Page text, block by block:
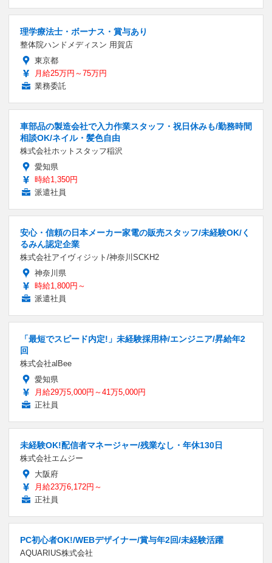
理学療法士・ボーナス・賞与あり
整体院ハンドメディスン 用賀店
東京都
月給25万円～75万円
業務委託
車部品の製造会社で入力作業スタッフ・祝日休みも/勤務時間
相談OK/ネイル・髪色自由
株式会社ホットスタッフ稲沢
愛知県
時給1,350円
派遣社員
安心・信頼の日本メーカー家電の販売スタッフ/未経験OK/く
るみん認定企業
株式会社アイヴィジット/神奈川SCKH2
神奈川県
時給1,800円～
派遣社員
「最短でスピード内定!」未経験採用枠/エンジニア/昇給年2
回
株式会社alBee
愛知県
月給29万5,000円～41万5,000円
正社員
未経験OK!配信者マネージャー/残業なし・年休130日
株式会社エムジー
大阪府
月給23万6,172円～
正社員
PC初心者OK!/WEBデザイナー/賞与年2回/未経験活躍
AQUARIUS株式会社